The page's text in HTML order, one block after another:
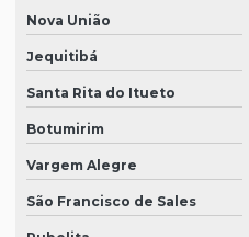
Nova União
Jequitibá
Santa Rita do Itueto
Botumirim
Vargem Alegre
São Francisco de Sales